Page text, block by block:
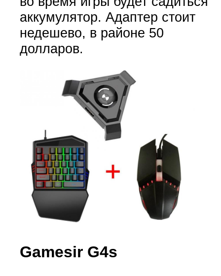
аккумулятор. Адаптер стоит
недешево, в районе 50
долларов.
Gamesir G4s